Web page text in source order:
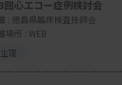
回心エコー症例検討会
: 徳島県臨床検査技師会
場所 : WEB
生理